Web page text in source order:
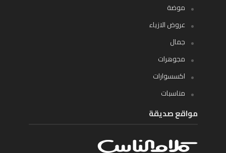
موضة
عروض الازياء
جمال
مجوهرات
اكسسوارات
مناسبات
مواقع صديقة